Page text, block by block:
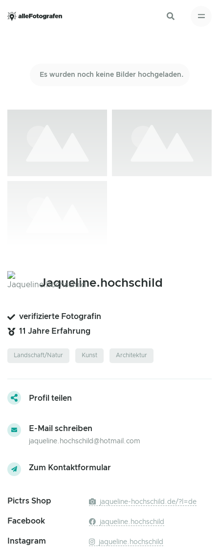
Es wurden noch keine Bilder hochgeladen.
Jaqueline.hochschild
verifizierte Fotografin
11 Jahre Erfahrung
Landschaft/Natur Kunst Architektur
Profil teilen
E-Mail schreiben
jaqueline.hochschild@hotmail.com
Zum Kontaktformular
Pictrs Shop jaqueline-hochschild.de/?l=de
Facebook jaqueline.hochschild
Instagram jaqueline.hochschild